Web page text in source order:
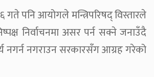
पनि आयोगले मन्त्रिपरिषद् विस्तारले
निर्वाचनमा असर पर्न सक्ने जनाउँदै
नगर्न नगराउन सरकारसँग आग्रह गरेको